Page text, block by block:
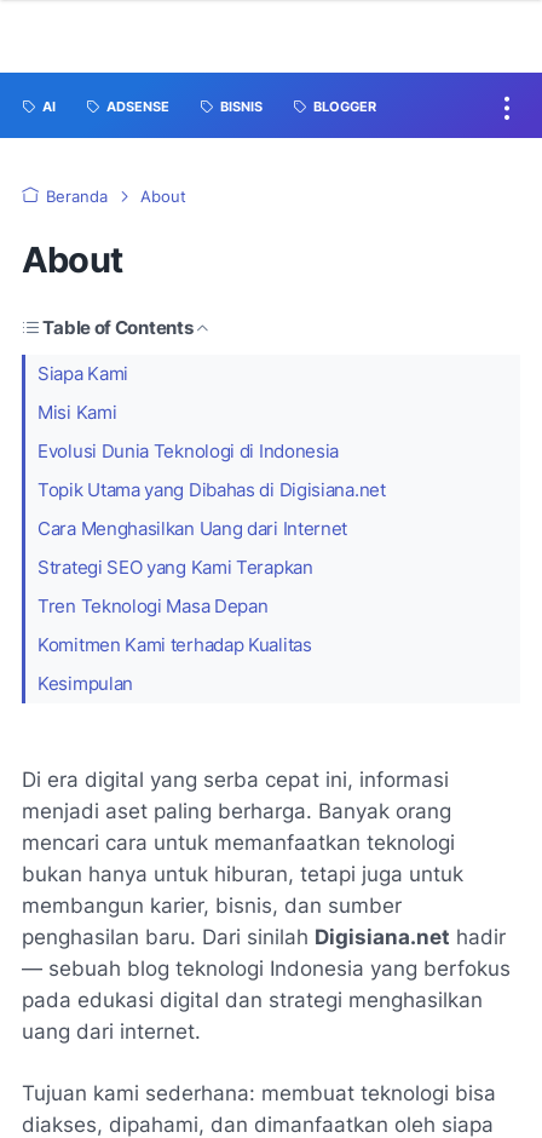
AI ADSENSE BISNIS BLOGGER
Beranda About
About
Table of Contents
Siapa Kami
Misi Kami
Evolusi Dunia Teknologi di Indonesia
Topik Utama yang Dibahas di Digisiana.net
Cara Menghasilkan Uang dari Internet
Strategi SEO yang Kami Terapkan
Tren Teknologi Masa Depan
Komitmen Kami terhadap Kualitas
Kesimpulan
Di era digital yang serba cepat ini, informasi
menjadi aset paling berharga. Banyak orang
mencari cara untuk memanfaatkan teknologi
bukan hanya untuk hiburan, tetapi juga untuk
membangun karier, bisnis, dan sumber
penghasilan baru. Dari sinilah Digisiana.net hadir
— sebuah blog teknologi Indonesia yang berfokus
pada edukasi digital dan strategi menghasilkan
uang dari internet.
Tujuan kami sederhana: membuat teknologi bisa
diakses, dipahami, dan dimanfaatkan oleh siapa